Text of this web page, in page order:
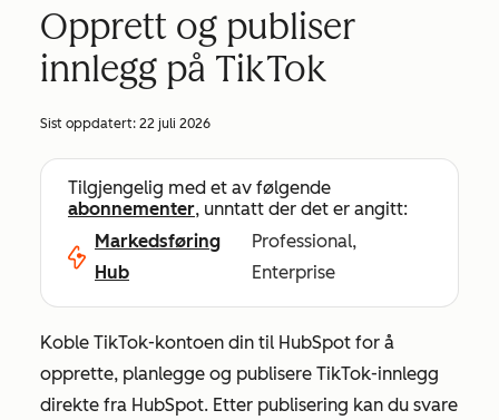
Opprett og publiser
innlegg på TikTok
Sist oppdatert: 22 juli 2026
Tilgjengelig med et av følgende
abonnementer, unntatt der det er angitt:
Markedsføring
Hub
Professional,
Enterprise
Koble TikTok-kontoen din til HubSpot for å
opprette, planlegge og publisere TikTok-innlegg
direkte fra HubSpot. Etter publisering kan du svare